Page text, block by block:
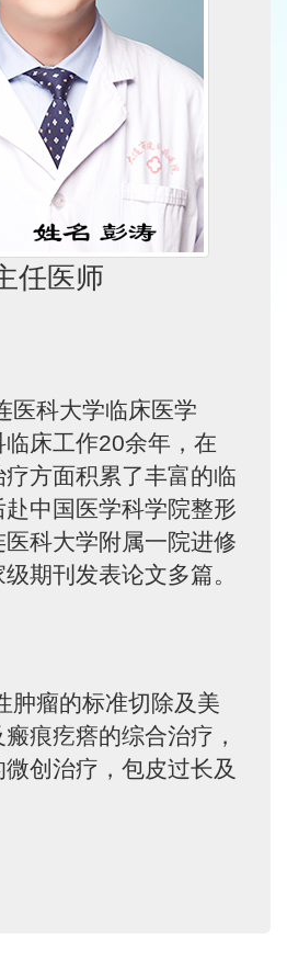
任医师
科大学临床医学
床工作20余年，在
疗方面积累了丰富的临
中国医学科学院整形
科大学附属一院进修
期刊发表论文多篇。
瘤的标准切除及美
痕疙瘩的综合治疗，
创治疗，包皮过长及